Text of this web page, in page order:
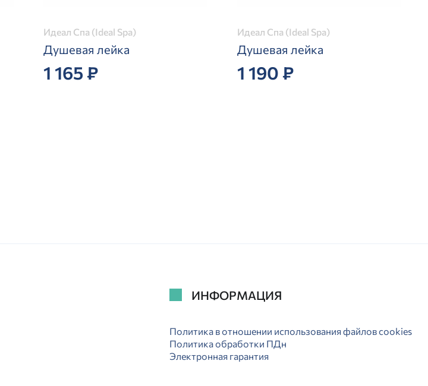
Идеал Спа (Ideal Spa)
Душевая лейка
1 165 ₽
Идеал Спа (Ideal Spa)
Душевая лейка
1 190 ₽
ИНФОРМАЦИЯ
Политика в отношении использования файлов cookies
Политика обработки ПДн
Электронная гарантия